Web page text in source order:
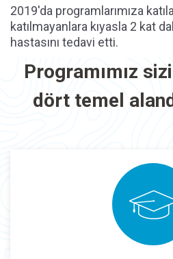
2019'da programlarımıza
katılmayanlara kıyasla 2 kat
hastasını tedavi etti.
Programımız
dört temel